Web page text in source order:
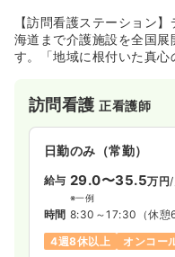
【訪問看護ステーション
海道まで介護施設を全国
す。「地域に根付いた真心
訪問看護正看護師
日勤のみ（常勤）
給与 29.0〜35.5万円/
※一例
時間 8:30～17:30 （休憩
4週8休以上
オンコー